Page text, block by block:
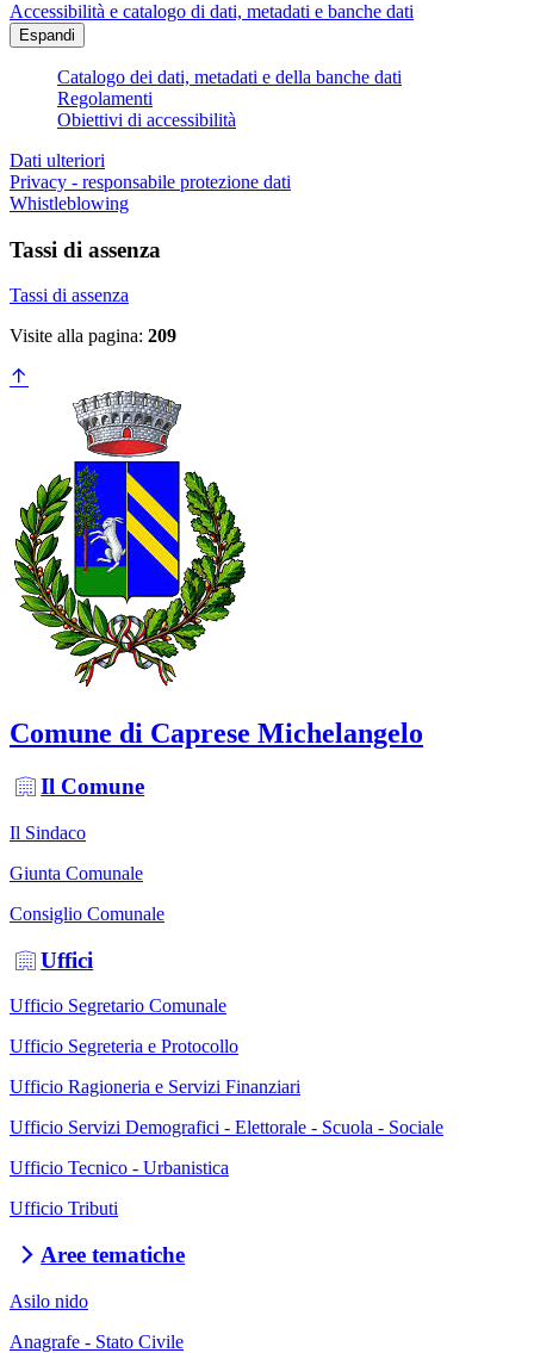
Accessibilità e catalogo di dati, metadati e banche dati
Espandi
Catalogo dei dati, metadati e della banche dati
Regolamenti
Obiettivi di accessibilità
Dati ulteriori
Privacy - responsabile protezione dati
Whistleblowing
Tassi di assenza
Tassi di assenza
Visite alla pagina: 209
Comune di Caprese Michelangelo
Il Comune
Il Sindaco
Giunta Comunale
Consiglio Comunale
Uffici
Ufficio Segretario Comunale
Ufficio Segreteria e Protocollo
Ufficio Ragioneria e Servizi Finanziari
Ufficio Servizi Demografici - Elettorale - Scuola - Sociale
Ufficio Tecnico - Urbanistica
Ufficio Tributi
Aree tematiche
Asilo nido
Anagrafe - Stato Civile